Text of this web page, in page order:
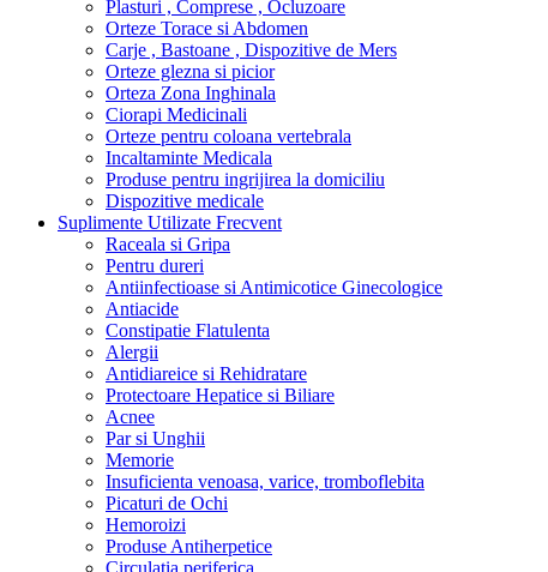
Plasturi , Comprese , Ocluzoare
Orteze Torace si Abdomen
Carje , Bastoane , Dispozitive de Mers
Orteze glezna si picior
Orteza Zona Inghinala
Ciorapi Medicinali
Orteze pentru coloana vertebrala
Incaltaminte Medicala
Produse pentru ingrijirea la domiciliu
Dispozitive medicale
Suplimente Utilizate Frecvent
Raceala si Gripa
Pentru dureri
Antiinfectioase si Antimicotice Ginecologice
Antiacide
Constipatie Flatulenta
Alergii
Antidiareice si Rehidratare
Protectoare Hepatice si Biliare
Acnee
Par si Unghii
Memorie
Insuficienta venoasa, varice, tromboflebita
Picaturi de Ochi
Hemoroizi
Produse Antiherpetice
Circulatia periferica